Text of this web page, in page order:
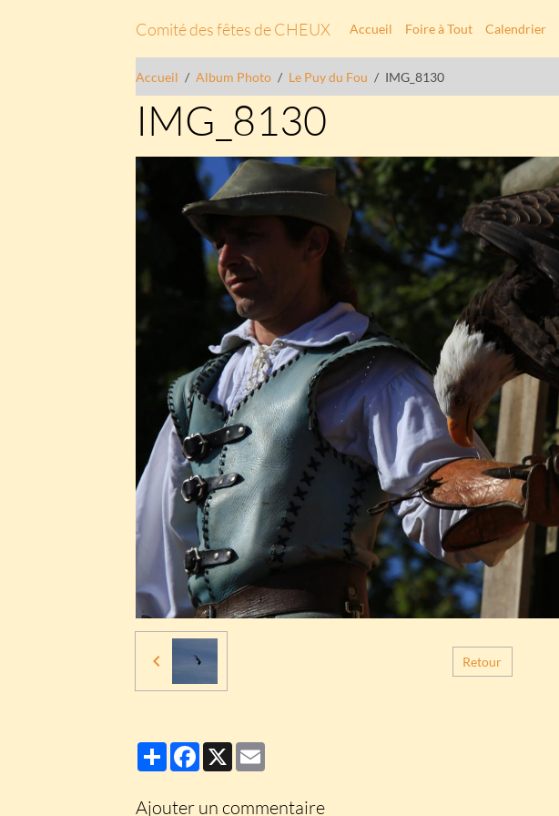
Comité des fêtes de CHEUX Accueil Foire à Tout Calendrier
Accueil Album Photo Le Puy du Fou IMG_8130
IMG_8130
Retour
PartagerFacebook
X
Ajouter un commentaire